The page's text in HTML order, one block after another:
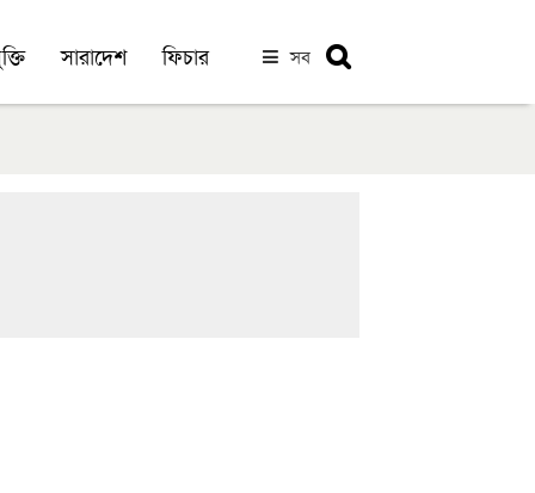
সারাদেশ ফিচার সব